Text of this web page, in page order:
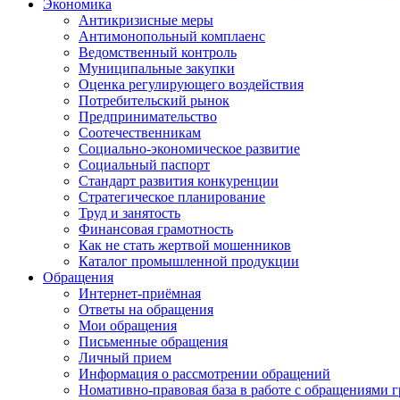
Экономика
Антикризисные меры
Антимонопольный комплаенс
Ведомственный контроль
Муниципальные закупки
Оценка регулирующего воздействия
Потребительский рынок
Предпринимательство
Соотечественникам
Социально-экономическое развитие
Социальный паспорт
Стандарт развития конкуренции
Стратегическое планирование
Труд и занятость
Финансовая грамотность
Как не стать жертвой мошенников
Каталог промышленной продукции
Обращения
Интернет-приёмная
Ответы на обращения
Мои обращения
Письменные обращения
Личный прием
Информация о рассмотрении обращений
Номативно-правовая база в работе с обращениями